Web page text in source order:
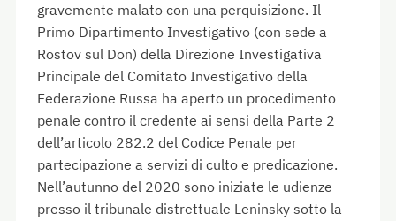
gravemente malato con una perquisizione. Il
Primo Dipartimento Investigativo (con sede a
Rostov sul Don) della Direzione Investigativa
Principale del Comitato Investigativo della
Federazione Russa ha aperto un procedimento
penale contro il credente ai sensi della Parte 2
dell’articolo 282.2 del Codice Penale per
partecipazione a servizi di culto e predicazione.
Nell’autunno del 2020 sono iniziate le udienze
presso il tribunale distrettuale Leninsky sotto la